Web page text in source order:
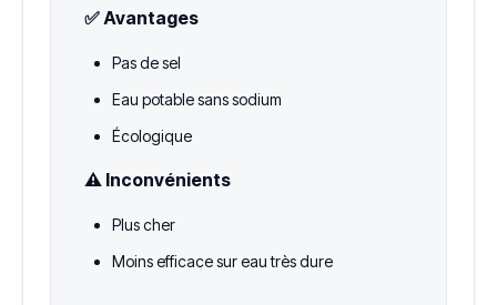
✅ Avantages
Pas de sel
Eau potable sans sodium
Écologique
⚠️ Inconvénients
Plus cher
Moins efficace sur eau très dure